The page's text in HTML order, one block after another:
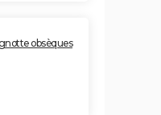
obsèques